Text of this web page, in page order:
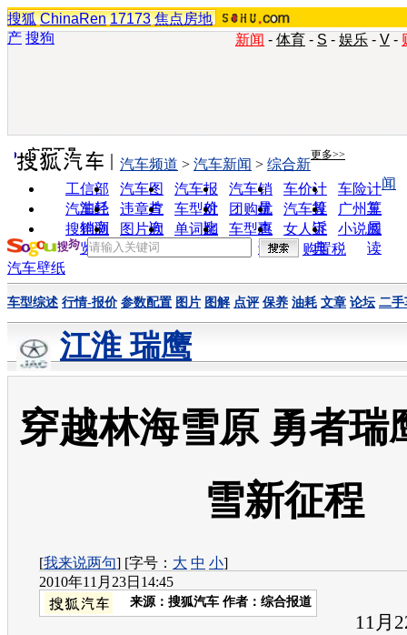
搜狐 ChinaRen 17173 焦点房地
产 搜狗 新闻 - 体育 - S - 娱乐 - V -
实用工具 更多>>
工信部
油耗
汽车图
片
汽车报
价
汽车销
量
车价计
算
车险计
算
汽车经
销商
违章查
询
车型对
比
团购优
惠
汽车投
诉
广州车
展
搜狗浏
览器
图片欣
赏
单词翻
车型查
询
女人宝
典
小说阅
读
汽车频道 > 汽车新闻 > 综合新
闻
购置税
汽车壁纸
车型综述 行情-报价 参数配置 图片 图解 点评 保养 油耗 文章 论坛 二手
江淮 瑞鹰
穿越林海雪原 勇者瑞
雪新征程
[我来说两句] [字号： 大 中 小]
2010年11月23日14:45
来源： 搜狐汽车 作者：综合报道
11月22